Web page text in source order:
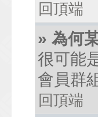
回頂端
» 為何
很可能
會員群
回頂端